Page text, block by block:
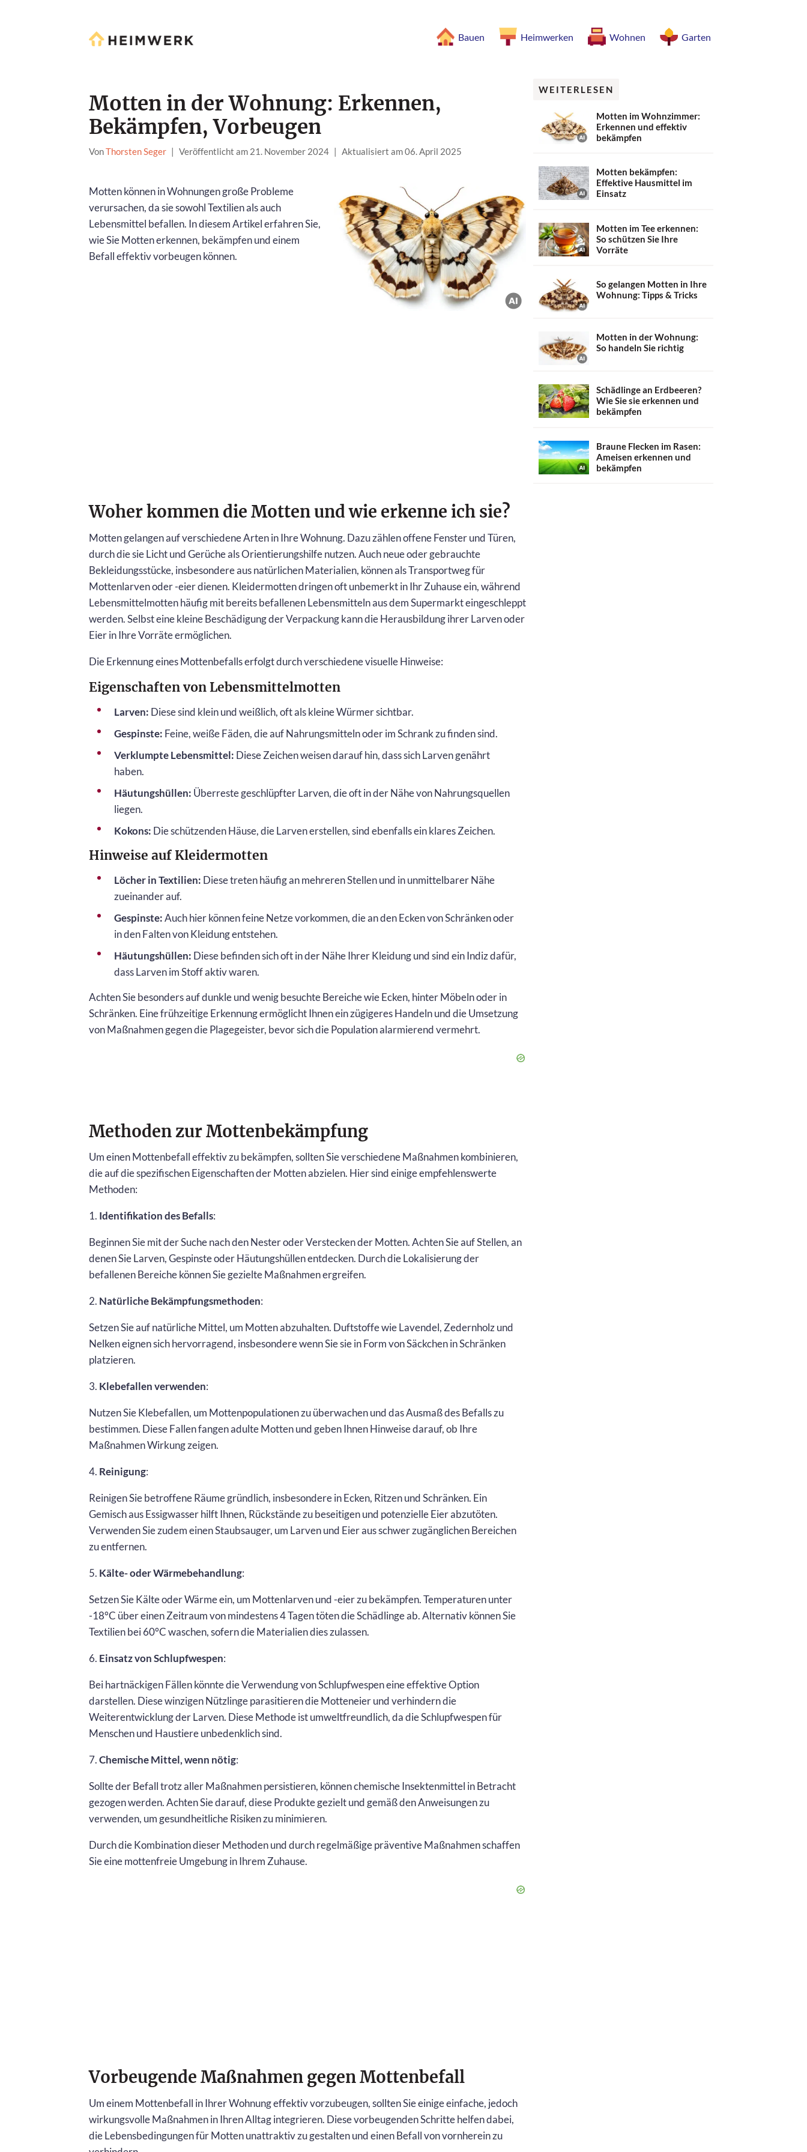
Bauen Heimwerken Wohnen Garten
Motten in der Wohnung: Erkennen,
Bekämpfen, Vorbeugen
VonThorsten Seger | Veröffentlicht am 21. November 2024 | Aktualisiert am 06. April 2025
Motten können in Wohnungen große Probleme
verursachen, da sie sowohl Textilien als auch
Lebensmittel befallen. In diesem Artikel erfahren Sie,
wie Sie Motten erkennen, bekämpfen und einem
Befall effektiv vorbeugen können.
Woher kommen die Motten und wie erkenne ich sie?
Motten gelangen auf verschiedene Arten in Ihre Wohnung. Dazu zählen offene Fenster und Türen,
durch die sie Licht und Gerüche als Orientierungshilfe nutzen. Auch neue oder gebrauchte
Bekleidungsstücke, insbesondere aus natürlichen Materialien, können als Transportweg für
Mottenlarven oder -eier dienen. Kleidermotten dringen oft unbemerkt in Ihr Zuhause ein, während
Lebensmittelmotten häufig mit bereits befallenen Lebensmitteln aus dem Supermarkt eingeschleppt
werden. Selbst eine kleine Beschädigung der Verpackung kann die Herausbildung ihrer Larven oder
Eier in Ihre Vorräte ermöglichen.
Die Erkennung eines Mottenbefalls erfolgt durch verschiedene visuelle Hinweise:
Eigenschaften von Lebensmittelmotten
Larven: Diese sind klein und weißlich, oft als kleine Würmer sichtbar.
Gespinste: Feine, weiße Fäden, die auf Nahrungsmitteln oder im Schrank zu finden sind.
Verklumpte Lebensmittel: Diese Zeichen weisen darauf hin, dass sich Larven genährt
haben.
Häutungshüllen: Überreste geschlüpfter Larven, die oft in der Nähe von Nahrungsquellen
liegen.
Kokons: Die schützenden Häuse, die Larven erstellen, sind ebenfalls ein klares Zeichen.
Hinweise auf Kleidermotten
Löcher in Textilien: Diese treten häufig an mehreren Stellen und in unmittelbarer Nähe
zueinander auf.
Gespinste:Auch hier können feine Netze vorkommen, die an den Ecken von Schränken oder
in den Falten von Kleidung entstehen.
Häutungshüllen: Diese befinden sich oft in der Nähe Ihrer Kleidung und sind ein Indiz dafür,
dass Larven im Stoff aktiv waren.
Achten Sie besonders auf dunkle und wenig besuchte Bereiche wie Ecken, hinter Möbeln oder in
Schränken. Eine frühzeitige Erkennung ermöglicht Ihnen ein zügigeres Handeln und die Umsetzung
von Maßnahmen gegen die Plagegeister, bevor sich die Population alarmierend vermehrt.
Methoden zur Mottenbekämpfung
Um einen Mottenbefall effektiv zu bekämpfen, sollten Sie verschiedene Maßnahmen kombinieren,
die auf die spezifischen Eigenschaften der Motten abzielen. Hier sind einige empfehlenswerte
Methoden:
1. Identifikation des Befalls:
Beginnen Sie mit der Suche nach den Nester oder Verstecken der Motten. Achten Sie auf Stellen, an
denen Sie Larven, Gespinste oder Häutungshüllen entdecken. Durch die Lokalisierung der
befallenen Bereiche können Sie gezielte Maßnahmen ergreifen.
2. Natürliche Bekämpfungsmethoden:
Setzen Sie auf natürliche Mittel, um Motten abzuhalten. Duftstoffe wie Lavendel, Zedernholz und
Nelken eignen sich hervorragend, insbesondere wenn Sie sie in Form von Säckchen in Schränken
platzieren.
3. Klebefallen verwenden:
Nutzen Sie Klebefallen, um Mottenpopulationen zu überwachen und das Ausmaß des Befalls zu
bestimmen. Diese Fallen fangen adulte Motten und geben Ihnen Hinweise darauf, ob Ihre
Maßnahmen Wirkung zeigen.
4. Reinigung:
Reinigen Sie betroffene Räume gründlich, insbesondere in Ecken, Ritzen und Schränken. Ein
Gemisch aus Essigwasser hilft Ihnen, Rückstände zu beseitigen und potenzielle Eier abzutöten.
Verwenden Sie zudem einen Staubsauger, um Larven und Eier aus schwer zugänglichen Bereichen
zu entfernen.
5. Kälte- oder Wärmebehandlung:
Setzen Sie Kälte oder Wärme ein, um Mottenlarven und -eier zu bekämpfen. Temperaturen unter
-18°C über einen Zeitraum von mindestens 4 Tagen töten die Schädlinge ab. Alternativ können Sie
Textilien bei 60°C waschen, sofern die Materialien dies zulassen.
6. Einsatz von Schlupfwespen:
Bei hartnäckigen Fällen könnte die Verwendung von Schlupfwespen eine effektive Option
darstellen. Diese winzigen Nützlinge parasitieren die Motteneier und verhindern die
Weiterentwicklung der Larven. Diese Methode ist umweltfreundlich, da die Schlupfwespen für
Menschen und Haustiere unbedenklich sind.
7.Chemische Mittel, wenn nötig:
Sollte der Befall trotz aller Maßnahmen persistieren, können chemische Insektenmittel in Betracht
gezogen werden. Achten Sie darauf, diese Produkte gezielt und gemäß den Anweisungen zu
verwenden, um gesundheitliche Risiken zu minimieren.
Durch die Kombination dieser Methoden und durch regelmäßige präventive Maßnahmen schaffen
Sie eine mottenfreie Umgebung in Ihrem Zuhause.
Vorbeugende Maßnahmen gegen Mottenbefall
Um einem Mottenbefall in Ihrer Wohnung effektiv vorzubeugen, sollten Sie einige einfache, jedoch
wirkungsvolle Maßnahmen in Ihren Alltag integrieren. Diese vorbeugenden Schritte helfen dabei,
die Lebensbedingungen für Motten unattraktiv zu gestalten und einen Befall von vornherein zu
WEITERLESEN
Motten im Wohnzimmer:
Erkennen und effektiv
bekämpfen
Motten bekämpfen:
Effektive Hausmittel im
Einsatz
Motten im Tee erkennen:
So schützen Sie Ihre
Vorräte
So gelangen Motten in Ihre
Wohnung: Tipps & Tricks
Motten in der Wohnung:
So handeln Sie richtig
Schädlinge an Erdbeeren?
Wie Sie sie erkennen und
bekämpfen
Braune Flecken im Rasen:
Ameisen erkennen und
bekämpfen